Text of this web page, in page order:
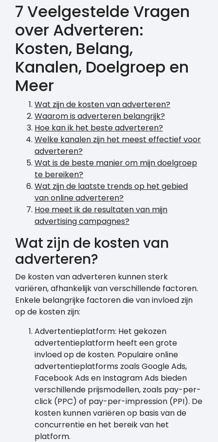
7 Veelgestelde Vragen
over Adverteren:
Kosten, Belang,
Kanalen, Doelgroep en
Meer
Wat zijn de kosten van adverteren?
Waarom is adverteren belangrijk?
Hoe kan ik het beste adverteren?
Welke kanalen zijn het meest effectief voor
adverteren?
Wat is de beste manier om mijn doelgroep
te bereiken?
Wat zijn de laatste trends op het gebied
van online adverteren?
Hoe meet ik de resultaten van mijn
advertising campagnes?
Wat zijn de kosten van
adverteren?
De kosten van adverteren kunnen sterk
variëren, afhankelijk van verschillende factoren.
Enkele belangrijke factoren die van invloed zijn
op de kosten zijn:
Advertentieplatform: Het gekozen
advertentieplatform heeft een grote
invloed op de kosten. Populaire online
advertentieplatforms zoals Google Ads,
Facebook Ads en Instagram Ads bieden
verschillende prijsmodellen, zoals pay-per-
click (PPC) of pay-per-impression (PPI). De
kosten kunnen variëren op basis van de
concurrentie en het bereik van het
platform.